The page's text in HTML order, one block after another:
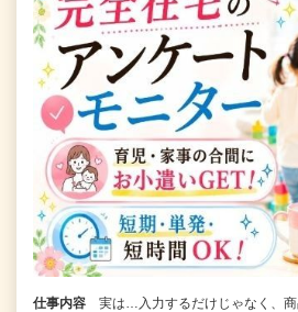
仕事内容
実は…入力するだけじゃなく、